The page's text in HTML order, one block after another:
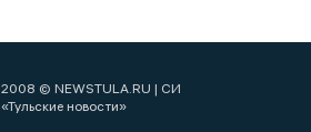
2008 © NEWSTULA.RU | СИ
«Тульские новости»